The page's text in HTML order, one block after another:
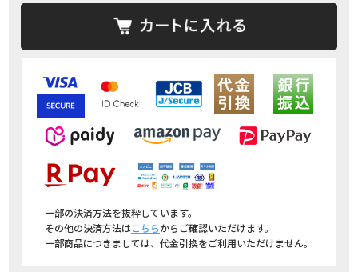
一部の決済方法を抜粋しています。
その他の決済方法はこちらからご確認いただけます。
一部商品につきましては、代金引換をご利用いただけません。